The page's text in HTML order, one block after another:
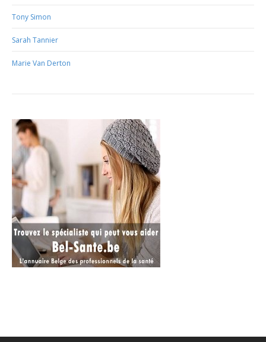
Tony Simon
Sarah Tannier
Marie Van Derton